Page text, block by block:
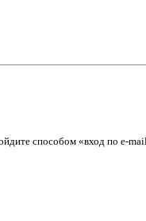
способом «вход по e-